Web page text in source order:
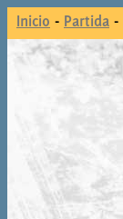
Inicio - Partida -